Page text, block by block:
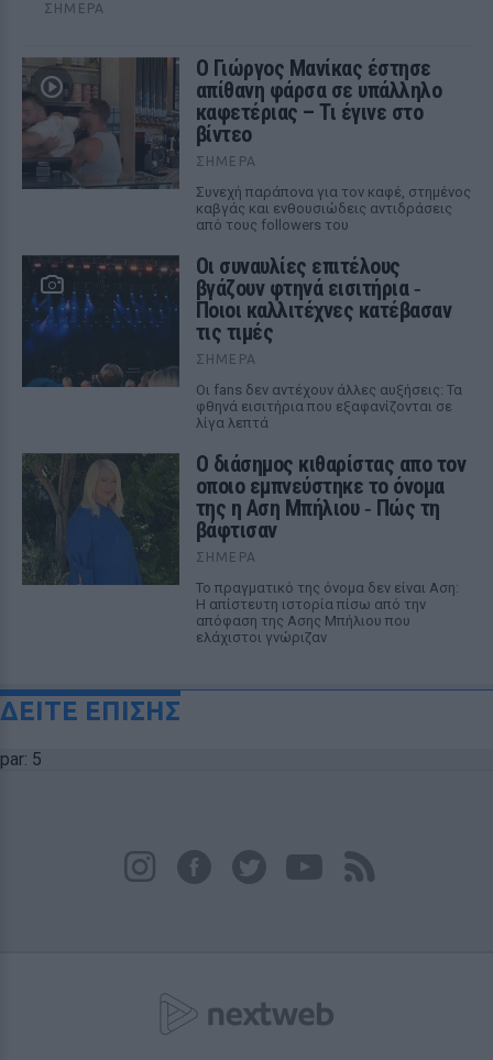
ΣΉΜΕΡΑ
Ο Γιώργος Μανίκας έστησε
απίθανη φάρσα σε υπάλληλο
καφετέριας – Τι έγινε στο
βίντεο
ΣΉΜΕΡΑ
Συνεχή παράπονα για τον καφέ, στημένος
καβγάς και ενθουσιώδεις αντιδράσεις
από τους followers του
Οι συναυλίες επιτέλους
βγάζουν φτηνά εισιτήρια ‑
Ποιοι καλλιτέχνες κατέβασαν
τις τιμές
ΣΉΜΕΡΑ
Οι fans δεν αντέχουν άλλες αυξήσεις: Τα
φθηνά εισιτήρια που εξαφανίζονται σε
λίγα λεπτά
Ο διάσημος κιθαρίστας απο τον
οποιο εμπνεύστηκε το όνομα
της η Αση Μπήλιου ‑ Πώς τη
βάφτισαν
ΣΉΜΕΡΑ
Το πραγματικό της όνομα δεν είναι Αση:
Η απίστευτη ιστορία πίσω από την
απόφαση της Ασης Μπήλιου που
ελάχιστοι γνώριζαν
ΔΕΙΤΕ ΕΠΙΣΗΣ
par: 5